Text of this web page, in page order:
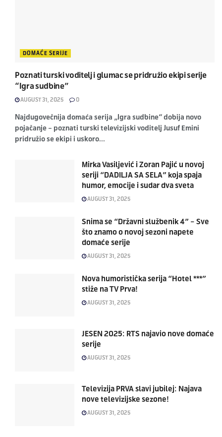
DOMAĆE SERIJE
Poznati turski voditelj i glumac se pridružio ekipi serije
“Igra sudbine”
AUGUST 31, 2025 0
Najdugovečnija domaća serija „Igra sudbine“ dobija novo
pojačanje – poznati turski televizijski voditelj Jusuf Emini
pridružio se ekipi i uskoro...
Mirka Vasiljević i Zoran Pajić u novoj
seriji “DADILJA SA SELA” koja spaja
humor, emocije i sudar dva sveta
AUGUST 31, 2025
Snima se “Državni službenik 4” – Sve
što znamo o novoj sezoni napete
domaće serije
AUGUST 31, 2025
Nova humoristička serija “Hotel ***”
stiže na TV Prva!
AUGUST 31, 2025
JESEN 2025: RTS najavio nove domaće
serije
AUGUST 31, 2025
Televizija PRVA slavi jubilej: Najava
nove televizijske sezone!
AUGUST 31, 2025